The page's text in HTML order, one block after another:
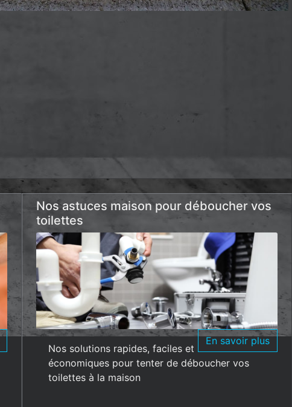
Nos astuces maison pour déboucher vos
toilettes
En savoir plus
Nos solutions rapides, faciles et
économiques pour tenter de déboucher vos
toilettes à la maison